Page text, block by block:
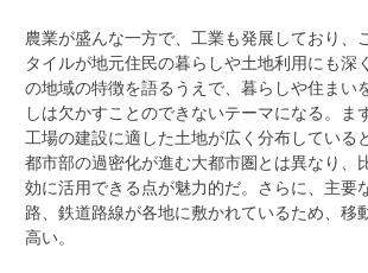
農業が盛んな一方で、工業も発展しており、
タイルが地元住民の暮らしや土地利用にも深
の地域の特徴を語るうえで、暮らしや住まい
しは欠かすことのできないテーマになる。ま
工場の建設に適した土地が広く分布している
都市部の過密化が進む大都市圏とは異なり、
効に活用できる点が魅力的だ。さらに、主要
路、鉄道路線が各地に敷かれているため、移
高い。